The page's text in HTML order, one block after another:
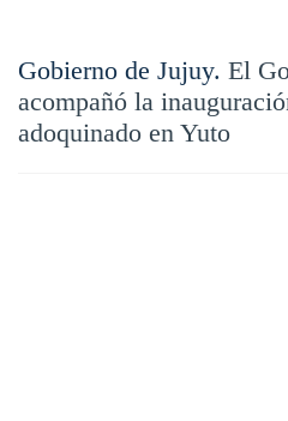
Gobierno de Jujuy. El
acompañó la
adoquinado en Yuto